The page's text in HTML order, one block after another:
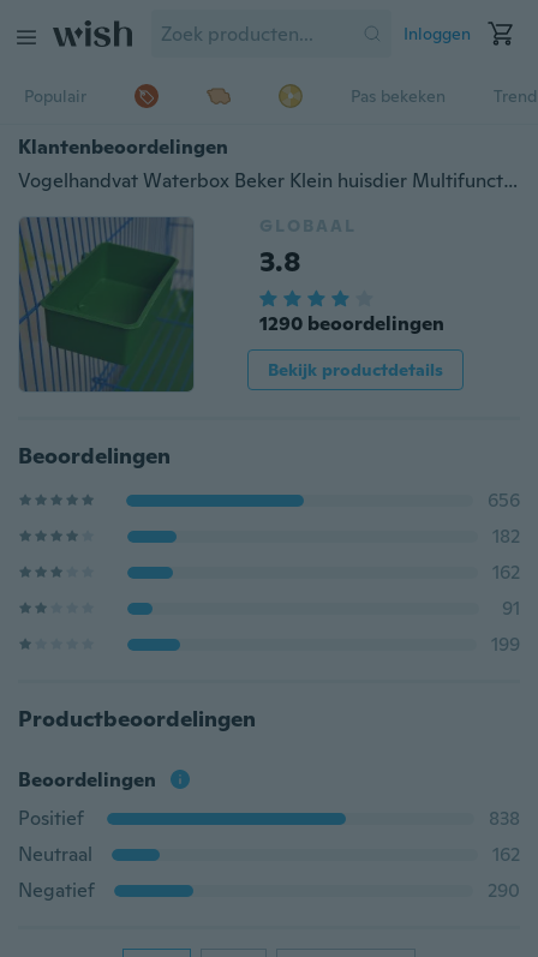
Inloggen
Populair Pas bekeken
Klantenbeoordelingen
Vogelhandvat Waterbox Beker Klein huisdier Multifunctioneel Papegaai Bad Voedselschaal benodigdheden
GLOBAAL
3.8
1290 beoordelingen
Bekijk productdetails
Beoordelingen
656
182
162
91
199
Productbeoordelingen
Beoordelingen
Positief
838
Neutraal
162
Negatief
290